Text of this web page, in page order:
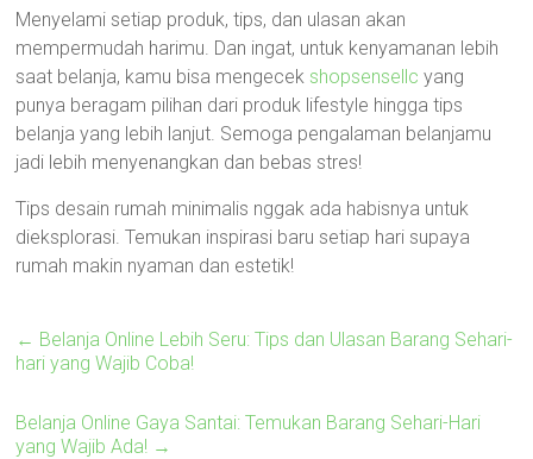
Menyelami setiap produk, tips, dan ulasan akan
mempermudah harimu. Dan ingat, untuk kenyamanan lebih
saat belanja, kamu bisa mengecek shopsensellc yang
punya beragam pilihan dari produk lifestyle hingga tips
belanja yang lebih lanjut. Semoga pengalaman belanjamu
jadi lebih menyenangkan dan bebas stres!
Tips desain rumah minimalis nggak ada habisnya untuk
dieksplorasi. Temukan inspirasi baru setiap hari supaya
rumah makin nyaman dan estetik!
← Belanja Online Lebih Seru: Tips dan Ulasan Barang Sehari-
hari yang Wajib Coba!
Belanja Online Gaya Santai: Temukan Barang Sehari-Hari
yang Wajib Ada! →